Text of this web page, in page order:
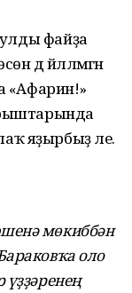
файҙа
дә йәлләмәгән
«Афарин!»
яҙырбыҙ әле.
мөкиббән
оло
үҙҙәренең